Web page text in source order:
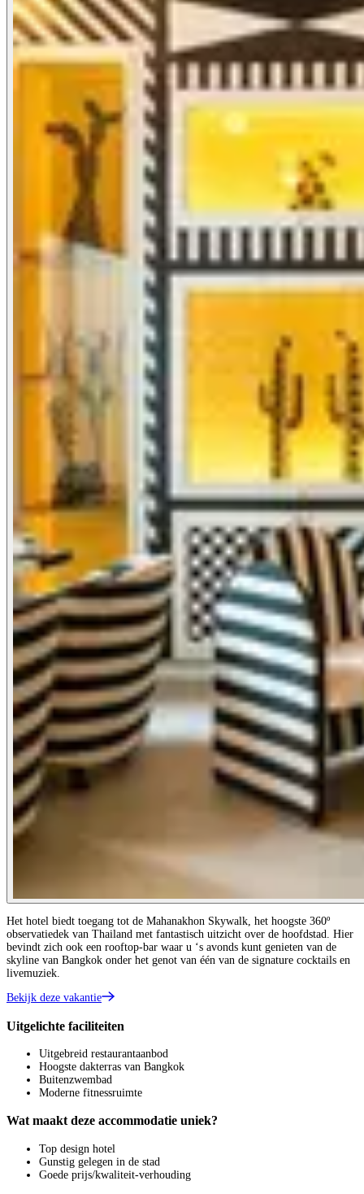
Het hotel biedt toegang tot de Mahanakhon Skywalk, het hoogste 360º
observatiedek van Thailand met fantastisch uitzicht over de hoofdstad. Hier
bevindt zich ook een rooftop-bar waar u ‘s avonds kunt genieten van de
skyline van Bangkok onder het genot van één van de signature cocktails en
livemuziek.
Bekijk deze vakantie
Uitgelichte faciliteiten
Uitgebreid restaurantaanbod
Hoogste dakterras van Bangkok
Buitenzwembad
Moderne fitnessruimte
Wat maakt deze accommodatie uniek?
Top design hotel
Gunstig gelegen in de stad
Goede prijs/kwaliteit-verhouding